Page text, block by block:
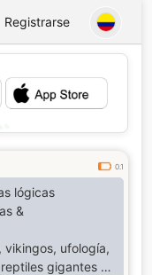
Registrarse
0.1
lógicas
&
vikingos, ufología,
gigantes y